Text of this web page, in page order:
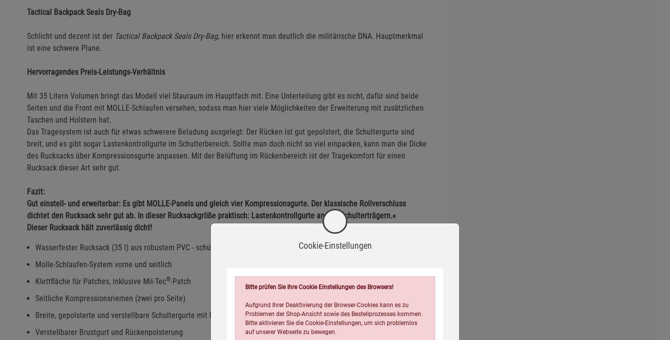
Tactical Backpack Seals Dry-Bag
Schlicht und dezent ist der Tactical Backpack Seals Dry-Bag, hier erkennt man deutlich die militärische DNA. Hauptmerkmal
ist eine schwere Plane.
Hervorragendes Preis-Leistungs-Verhältnis
Mit 35 Litern Volumen bringt das Modell viel Stauraum im Hauptfach mit. Eine Unterteilung gibt es nicht, dafür sind beide
Seiten und die Front mit MOLLE-Schlaufen versehen, sodass man hier viele Möglichkeiten der Erweiterung mit zusätzlichen
Taschen und Holstern hat.
Das Tragesystem ist auch für etwas schwerere Beladung ausgelegt: Der Rücken ist gut gepolstert, die Schultergurte sind
breit, und es gibt sogar Lastenkontrollgurte im Schulterbereich. Sollte man doch nicht so viel einpacken, kann man die Dicke
des Rucksacks über Kompressionsgurte anpassen. Mit der Belüftung im Rückenbereich ist der Tragekomfort für einen
Rucksack dieser Art sehr gut.
Fazit:
Gut einstell- und erweiterbar: Es gibt MOLLE-Panels und gleich vier Kompressionsgurte. Der klassische Rollverschluss
dichtet den Rucksack sehr gut ab. In dieser Rucksackgröße praktisch: Lastenkontrollgurte an den Schulterträgern.«
Dieser Rucksack hält zuverlässig dicht!
Wasserfester Rucksack (35 l) aus robustem PVC - schützt den Inhalt vor Spritzwasser und kurzem Eintauchen
Molle-Schlaufen-System vorne und seitlich
Klettfläche für Patches, inklusive Mil-Tec®-Patch
Seitliche Kompressionsriemen (zwei pro Seite)
Breite, gepolsterte und verstellbare Schultergurte mit D-Ring
Verstellbarer Brustgurt und Rückenpolsterung
Cookie-Einstellungen
Bitte prüfen Sie Ihre Cookie Einstellungen des Browsers!
Aufgrund Ihrer Deaktivierung der Browser-Cookies kann es zu
Problemen der Shop-Ansicht sowie des Bestellprozesses kommen.
Bitte aktivieren Sie die Cookie-Einstellungen, um sich problemlos
auf unserer Webseite zu bewegen.